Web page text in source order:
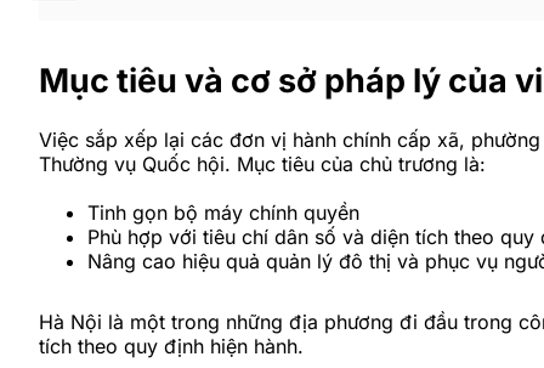
Mục tiêu và cơ sở pháp lý của
Việc sắp xếp lại các đơn vị hành chính cấp xã,
Thường vụ Quốc hội. Mục tiêu của chủ trương là:
Tinh gọn bộ máy chính quyền
Phù hợp với tiêu chí dân số và diện tích theo quy
Nâng cao hiệu quả quản lý đô thị và phục vụ
Hà Nội là một trong những địa phương đi đầu trong
tích theo quy định hiện hành.